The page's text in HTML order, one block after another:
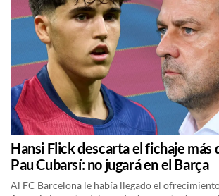
Hansi Flick descarta el fichaje más
Pau Cubarsí: no jugará en el Barça
Al FC Barcelona le había llegado el